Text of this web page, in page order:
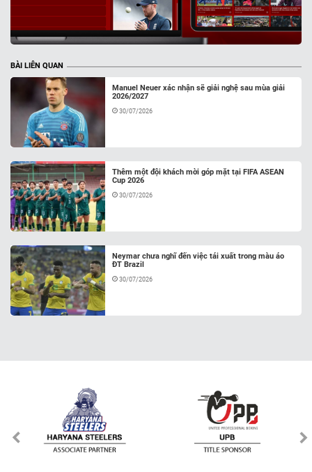
BÀI LIÊN QUAN
Manuel Neuer xác nhận sẽ giải nghệ sau mùa giải
2026/2027
30/07/2026
Thêm một đội khách mời góp mặt tại FIFA ASEAN
Cup 2026
30/07/2026
Neymar chưa nghĩ đến việc tái xuất trong màu áo
ĐT Brazil
30/07/2026